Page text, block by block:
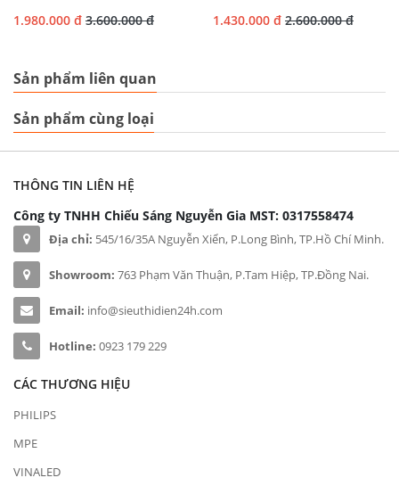
1.980.000 đ 3.600.000 đ 1.430.000 đ 2.600.000 đ
Sản phẩm liên quan
Sản phẩm cùng loại
THÔNG TIN LIÊN HỆ
Công ty TNHH Chiếu Sáng Nguyễn Gia MST: 0317558474
Địa chỉ: 545/16/35A Nguyễn Xiển, P.Long Bình, TP.Hồ Chí Minh.
Showroom: 763 Phạm Văn Thuận, P.Tam Hiệp, TP.Đồng Nai.
Email: info@sieuthidien24h.com
Hotline: 0923 179 229
CÁC THƯƠNG HIỆU
PHILIPS
MPE
VINALED